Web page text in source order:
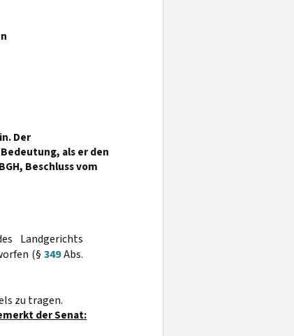
Der
als er den
Beschluss vom
Landgerichts
(§349Abs.
zu tragen.
der Senat: